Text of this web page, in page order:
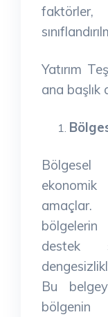
Yatırım
ana başlık
Bölgesel
destek
Bu